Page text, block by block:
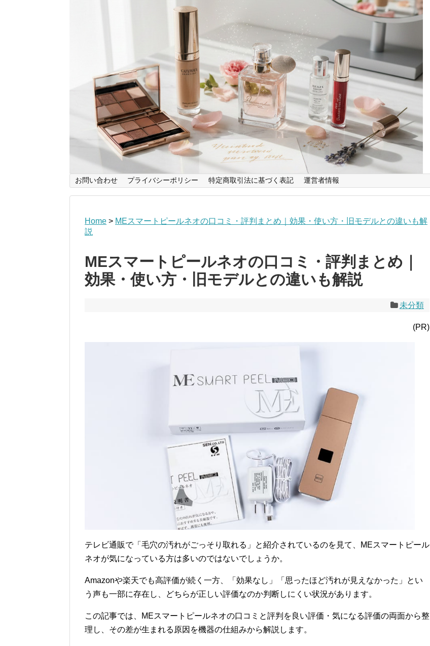
お問い合わせ プライバシーポリシー 特定商取引法に基づく表記 運営者情報
Home > MEスマートピールネオの口コミ・評判まとめ｜効果・使い方・旧モデルとの違いも解
説
MEスマートピールネオの口コミ・評判まとめ｜
効果・使い方・旧モデルとの違いも解説
未分類
(PR)
テレビ通販で「毛穴の汚れがごっそり取れる」と紹介されているのを見て、MEスマートピール
ネオが気になっている方は多いのではないでしょうか。
Amazonや楽天でも高評価が続く一方、「効果なし」「思ったほど汚れが見えなかった」とい
う声も一部に存在し、どちらが正しい評価なのか判断しにくい状況があります。
この記事では、MEスマートピールネオの口コミと評判を良い評価・気になる評価の両面から整
理し、その差が生まれる原因を機器の仕組みから解説します。